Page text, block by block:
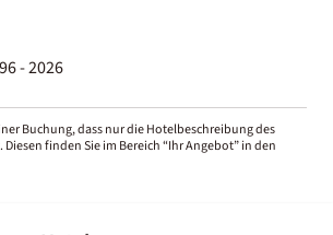
- 2026
Buchung, dass nur die Hotelbeschreibung des
finden Sie im Bereich “Ihr Angebot” in den